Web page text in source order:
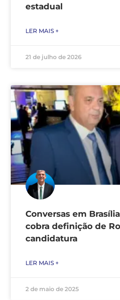
estadual
LER MAIS +
21 de julho de 2026
Conversas em
cobra definição de
candidatura
LER MAIS +
2 de maio de 2025